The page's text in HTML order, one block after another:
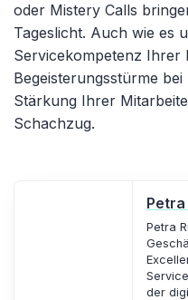
oder Mistery Calls
Tageslicht. Auch wie es
Servicekompetenz Ihrer
Begeisterungsstürme
Stärkung Ihrer
Schachzug.
Petra
Petra
der